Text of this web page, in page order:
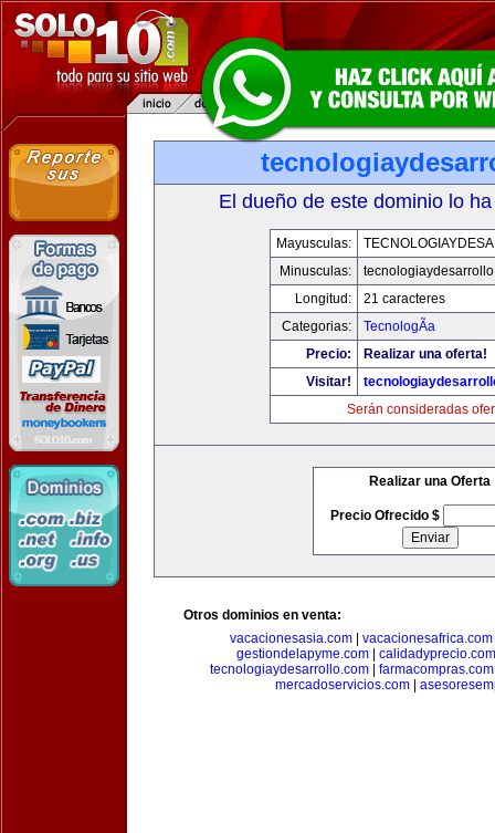
El dueño de este dominio lo
Mayusculas:
Minusculas:
Longitud:
21 caracteres
Categorias:
TecnologÃ­a
Precio:
Realizar una oferta!
Visitar!
Serán consideradas
Realizar una Oferta
Precio Ofrecido $
Otros dominios en venta:
vacacionesasia.com
vacacionesafrica.com
gestiondelapyme.com
calidadyprecio.com
tecnologiaydesarrollo.com
farmacompras.com
mercadoservicios.com|